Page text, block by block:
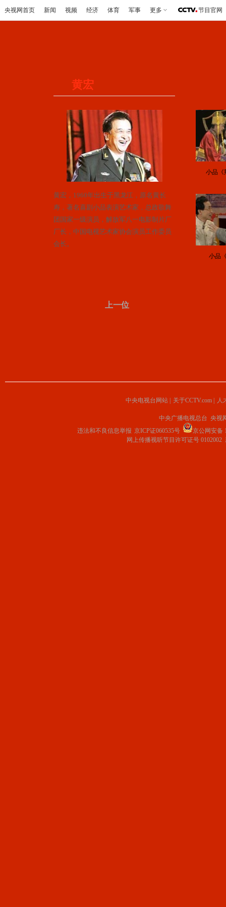
央视网首页 新闻 视频 经济 体育 军事 更多 节目官网
黄宏
黄宏，1960年出生于黑龙江，原名黄长
寿，著名喜剧小品表演艺术家，总政歌舞
团国家一级演员，解放军八一电影制片厂
厂长，中国电视艺术家协会演员工作委员
会长。
上一位
小品《
小品
中央电视台网站 关于CCTV.com 人
中央广播电视总台 央视
违法和不良信息举报 京ICP证060535号
京公网安备
网上传播视听节目许可证号 0102002